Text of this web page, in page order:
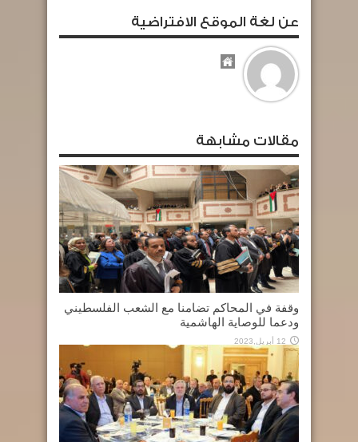
عن لغة الموقع الافتراضية
مقالات مشابهة
وقفة في المحاكم تضامنا مع الشعب الفلسطيني
ودعما للوصاية الهاشمية
12 أبريل,2023